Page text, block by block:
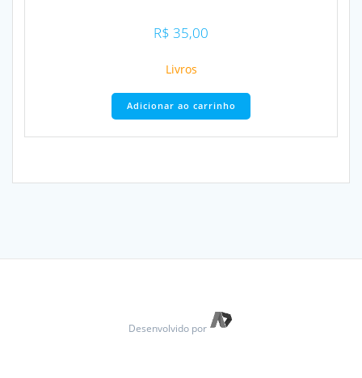
R$ 35,00
Livros
Adicionar ao carrinho
Desenvolvido por